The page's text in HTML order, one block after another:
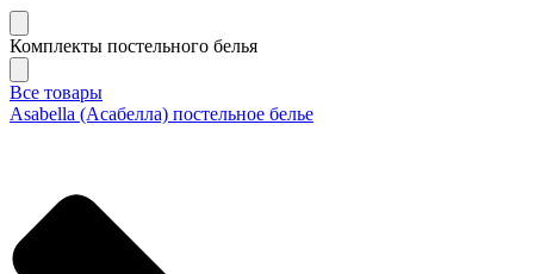
Комплекты постельного белья
Все товары
Asabella (Асабелла) постельное белье